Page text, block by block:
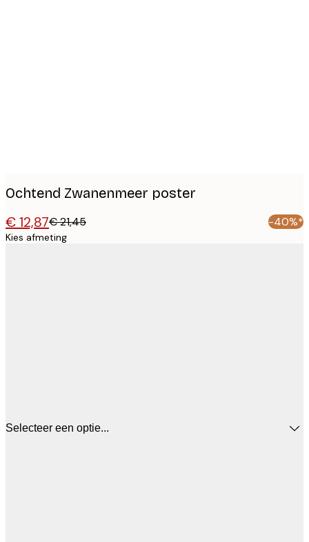
Ochtend Zwanenmeer poster
€ 12,87€ 21,45 -40%*
Kies afmeting
Selecteer een optie...